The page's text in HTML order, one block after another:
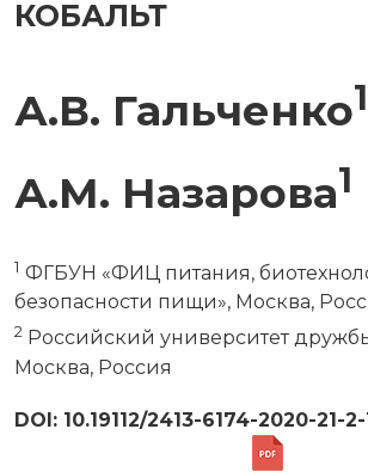
КОБАЛЬТ
А.В. Гальченко
А.М. Назарова1
1 ФГБУН «ФИЦ питания,
безопасности пищи», Москва,
2 Российский университет
Москва, Россия
DOI: 10.19112/2413-6174-2020-21-